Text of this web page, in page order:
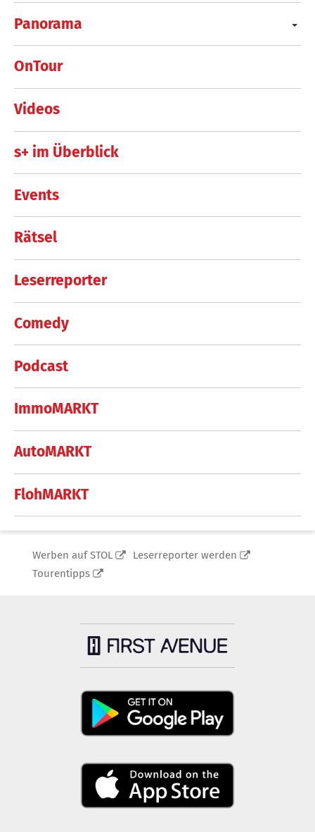
Panorama
OnTour
Videos
s+ im Überblick
Events
Rätsel
Leserreporter
Comedy
Podcast
ImmoMARKT
AutoMARKT
FlohMARKT
Werben auf STOL
Leserreporter werden
Tourentipps